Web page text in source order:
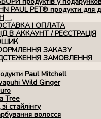
PAUL PET® продукти для
Розгорнуте
вкладене
меню
І ОПЛАТА
В АККАУНТ / РЕЄСТРАЦІЯ
ЗАКАЗУ
ЗАМОВЛЕННЯ
Paul Mitchell
Wild Ginger
Tree
зі стайлінгу
волосся